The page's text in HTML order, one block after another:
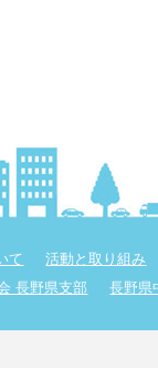
て
活動と取り組み
長野県支部 長野県